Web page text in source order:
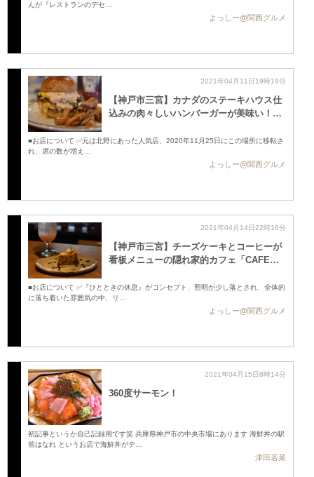
んが『レストランのデセ…
よっしー@関西グルメ
2021年04月11日19時19分
【神戸市三宮】カナダのステーキハウス仕
込みの肉々しいハンバーガーが美味い！ …
■お店について ✅元は北野にあった人気店、2020年11月25日にこの場所に移転さ
れ、席の数が増え…
よっしー@関西グルメ
2021年04月14日22時16分
【神戸市三宮】チーズケーキとコーヒーが
看板メニューの隠れ家的カフェ「CAFE…
■お店について ✅『ひとときの休息』がコンセプト、照明が少し落とされ、全体的
に落ち着いた雰囲気の中、リ…
よっしー@関西グルメ
2021年04月15日8時14分
360度サーモン！
初記事というか自己記録用です笑 兵庫県神戸市の中央市場にあります 海鮮丼の駅
前はなれ というお店で海鮮丼がテ…
津田若菜